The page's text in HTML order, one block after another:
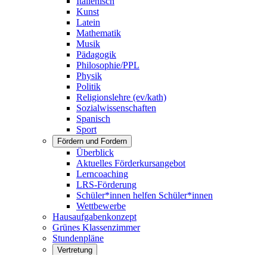
Kunst
Latein
Mathematik
Musik
Pädagogik
Philosophie/PPL
Physik
Politik
Religionslehre (ev/kath)
Sozialwissenschaften
Spanisch
Sport
Fördern und Fordern
Überblick
Aktuelles Förderkursangebot
Lerncoaching
LRS-Förderung
Schüler*innen helfen Schüler*innen
Wettbewerbe
Hausaufgabenkonzept
Grünes Klassenzimmer
Stundenpläne
Vertretung